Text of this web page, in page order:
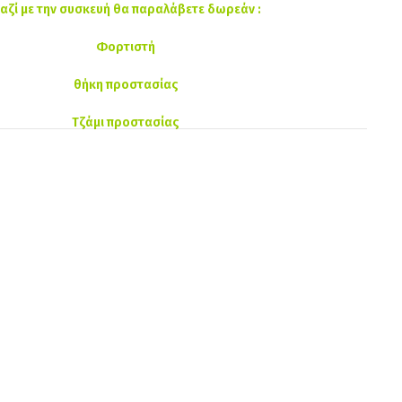
με την συσκευή θα παραλάβετε δωρεάν :
Φορτιστή
θήκη προστασίας
Τζάμι προστασίας